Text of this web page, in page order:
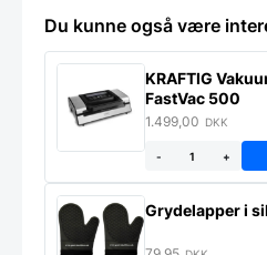
Du kunne også være
KRAFTIG
FastVac 500
1.499,00 DKK
- +
Grydelapper i